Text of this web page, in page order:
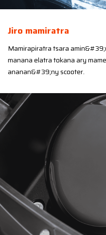
Jiro mamiratra
Mamirapiratra tsara
manana elatra tokana ary
ananan&#39;ny scooter.